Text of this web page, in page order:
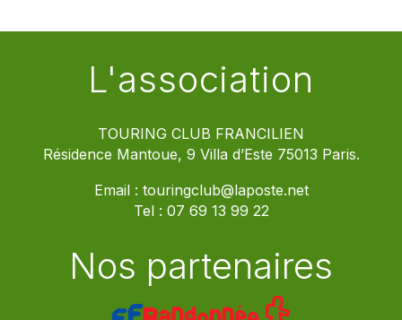
L'association
TOURING CLUB FRANCILIEN
Résidence Mantoue, 9 Villa d’Este 75013 Paris.
Email : touringclub@laposte.net
Tel : 07 69 13 99 22
Nos partenaires